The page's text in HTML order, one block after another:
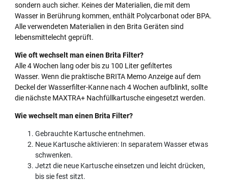
sondern auch sicher. Keines der Materialien, die mit dem
Wasser in Berührung kommen, enthält Polycarbonat oder BPA.
Alle verwendeten Materialien in den Brita Geräten sind
lebensmittelecht geprüft.
Wie oft wechselt man einen Brita Filter?
Alle 4 Wochen lang oder bis zu 100 Liter gefiltertes
Wasser. Wenn die praktische BRITA Memo Anzeige auf dem
Deckel der Wasserfilter-Kanne nach 4 Wochen aufblinkt, sollte
die nächste MAXTRA+ Nachfüllkartusche eingesetzt werden.
Wie wechselt man einen Brita Filter?
Gebrauchte Kartusche entnehmen.
Neue Kartusche aktivieren: In separatem Wasser etwas
schwenken.
Jetzt die neue Kartusche einsetzen und leicht drücken,
bis sie fest sitzt.